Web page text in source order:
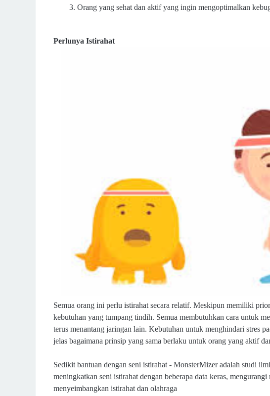
Orang yang sehat dan aktif yang ingin mengoptimalkan
Perlunya Istirahat
Semua orang ini perlu istirahat secara relatif. Meskipun memiliki
kebutuhan yang tumpang tindih. Semua membutuhkan cara untuk
terus menantang jaringan lain. Kebutuhan untuk menghindari stres
jelas bagaimana prinsip yang sama berlaku untuk orang yang aktif
Sedikit bantuan dengan seni istirahat - MonsterMizer adalah studi
meningkatkan seni istirahat dengan beberapa data keras,
menyeimbangkan istirahat dan olahraga